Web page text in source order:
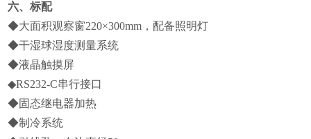
六、标配
◆大面积观察窗220×300mm，配备照明灯
◆干湿球湿度测量系统
◆液晶触摸屏
◆RS232-C串行接口
◆固态继电器加热
◆制冷系统